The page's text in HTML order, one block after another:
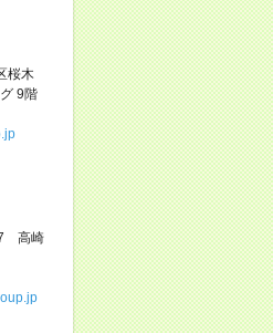
桜木
9階
高崎